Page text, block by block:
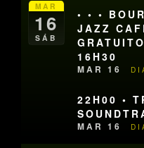
MAR
16
SÁB
• • •
JAZZ
16H30
MAR 16
22H00 •
MAR 16